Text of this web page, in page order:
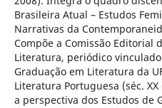
Brasileira Atual – Estudos
Narrativas da
Compõe a Comissão Editorial
Literatura, periódico
Graduação em Literatura da
Literatura Portuguesa (séc.
a perspectiva dos Estudos de